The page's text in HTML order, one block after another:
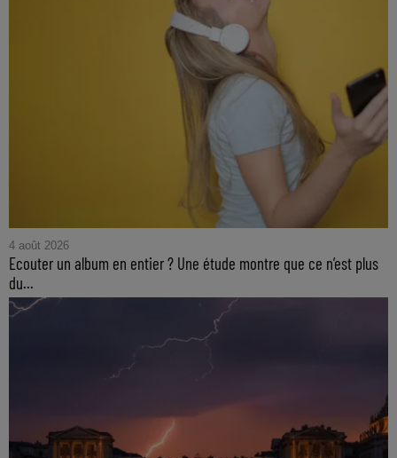
4 août 2026
Ecouter un album en entier ? Une étude montre que ce n’est plus
du...